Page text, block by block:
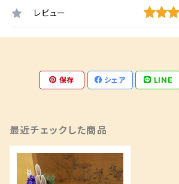
レビュー
保存 シェア LINE
最近チェックした商品